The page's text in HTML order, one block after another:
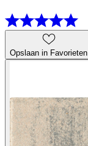
Opslaan in Favorieten